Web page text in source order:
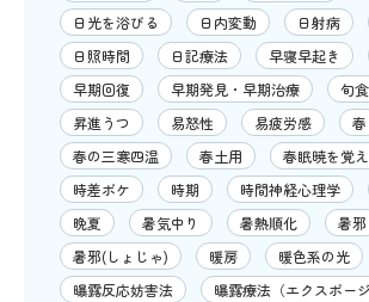
日光を浴びる
日内変動 日射病
日照時間
日記療法 早寝早起き
早期回復
早期発見・早期治療
旬
昇進うつ
易怒性 易疲労感
春
春の三寒四温
春土用
春眠暁を覚
時差ボケ
時期 時間神経心理学
晩夏
暑気中り 暑熱順化
暑邪
暑邪(しょじゃ)
暖房 暖色系の光
曝露反応妨害法
曝露療法（エクスポージ